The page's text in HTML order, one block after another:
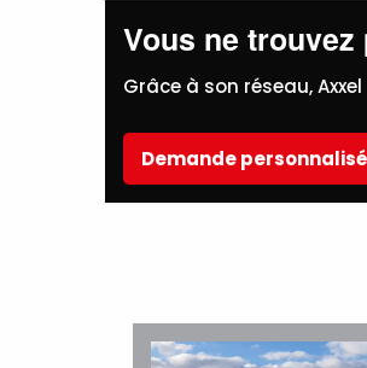
Vous ne
Grâce à son réseau,
Demande